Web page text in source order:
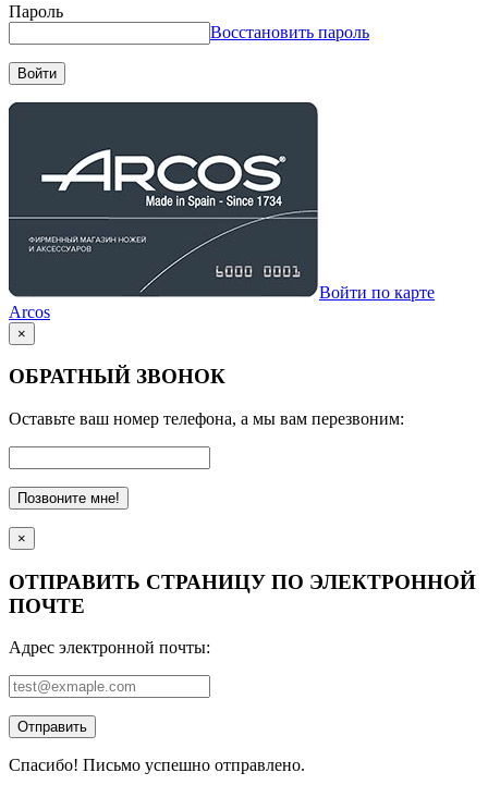
Пароль
Восстановить пароль
Войти
Войти по карте
Arcos
×
ОБРАТНЫЙ ЗВОНОК
Оставьте ваш номер телефона, а мы вам перезвоним:
Позвоните мне!
×
ОТПРАВИТЬ СТРАНИЦУ ПО ЭЛЕКТРОННОЙ
ПОЧТЕ
Адрес электронной почты:
Отправить
Спасибо! Письмо успешно отправлено.